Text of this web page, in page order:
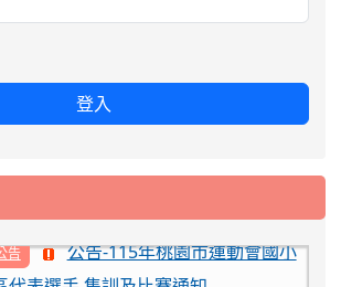
登入
要
115學年度課後照顧服務班教
115學年度一、三、五年級常
案，請各位用路人留意
告
公告-115年桃園市運動會國小
代表選手 集訓及比賽通知